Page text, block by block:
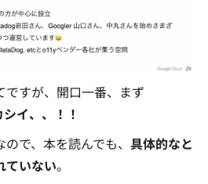
すが、開口一番、まず
イ、、！！
で、本を読んでも、 具体的なと
ていない。